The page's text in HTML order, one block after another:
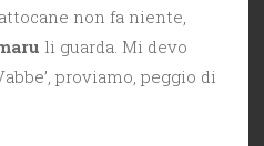
non fa niente,
li guarda. Mi devo
proviamo, peggio di